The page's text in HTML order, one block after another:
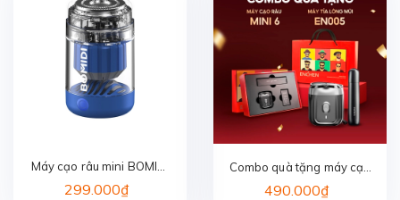
Máy cạo râu mini BOMIDI
MS01
299.000₫
Combo quà tặng máy cạo
râu và tỉa lông mũi
490.000₫